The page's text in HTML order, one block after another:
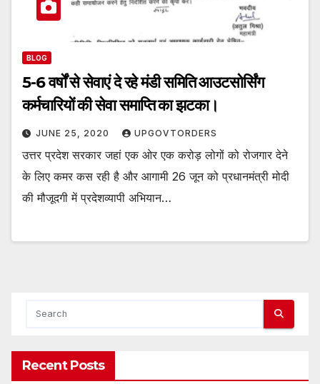
BLOG
5-6 वर्षों से सेवाएं दे रहे मंडी समिति आउटसोर्सिंग
कर्मचारियों की सेवा समाप्ति का झटका।
JUNE 25, 2020 UPGOVTORDERS
उत्तर प्रदेश सरकार जहां एक ओर एक करोड़ लोगों को रोजगार देने
के लिए कमर कस रही है और आगामी 26 जून को प्रधानमंत्री मोदी
की मौजूदगी में प्रदेशव्यापी अभियान…
Recent Posts